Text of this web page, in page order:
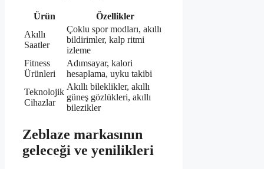
Ürün
Özellikler
Akıllı
Saatler
Çoklu spor modları, akıllı
bildirimler, kalp ritmi
izleme
Fitness
Ürünleri
Adımsayar, kalori
hesaplama, uyku takibi
Teknolojik
Cihazlar
Akıllı bileklikler, akıllı
güneş gözlükleri, akıllı
bilezikler
Zeblaze markasının
geleceği ve yenilikleri